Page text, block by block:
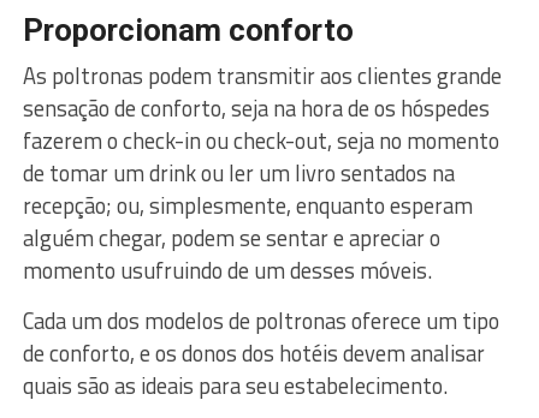
Proporcionam conforto
As poltronas podem transmitir aos clientes grande
sensação de conforto, seja na hora de os hóspedes
fazerem o check-in ou check-out, seja no momento
de tomar um drink ou ler um livro sentados na
recepção; ou, simplesmente, enquanto esperam
alguém chegar, podem se sentar e apreciar o
momento usufruindo de um desses móveis.
Cada um dos modelos de poltronas oferece um tipo
de conforto, e os donos dos hotéis devem analisar
quais são as ideais para seu estabelecimento.